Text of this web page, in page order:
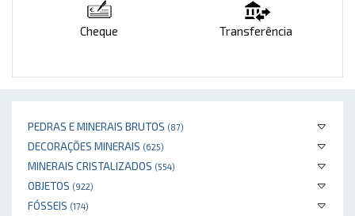
PEDRAS E MINERAIS BRUTOS (87)
DECORAÇÕES MINERAIS (625)
MINERAIS CRISTALIZADOS (554)
OBJETOS (922)
FÓSSEIS (174)
Cheque Transferência